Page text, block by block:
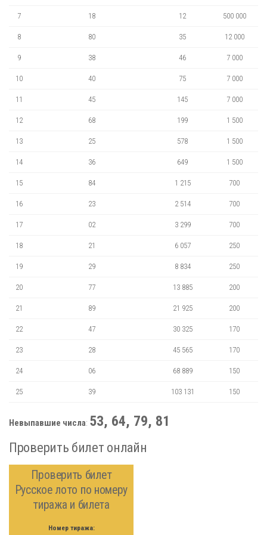
7 18 12 500 000
8 80 35 12 000
9 38 46 7 000
10 40 75 7 000
11 45 145 7 000
12 68 199 1 500
13 25 578 1 500
14 36 649 1 500
15 84 1 215 700
16 23 2 514 700
17 02 3 299 700
18 21 6 057 250
19 29 8 834 250
20 77 13 885 200
21 89 21 925 200
22 47 30 325 170
23 28 45 565 170
24 06 68 889 150
25 39 103 131 150
Невыпавшие числа: 53, 64, 79, 81
Проверить билет онлайн
Проверить билет
Русское лото по номеру
тиража и билета
Номер тиража: